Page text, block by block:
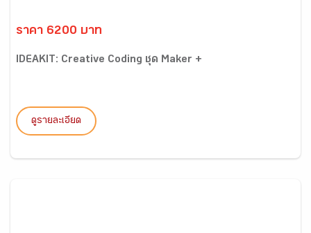
ราคา 6200 บาท
IDEAKIT: Creative Coding ชุด Maker +
ดูรายละเอียด